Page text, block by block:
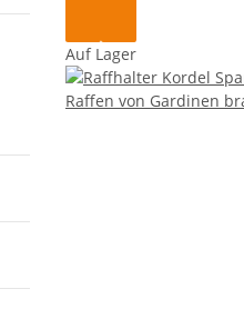
Auf Lager